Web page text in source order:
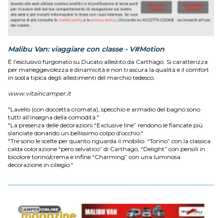
Malibu Van: viaggiare con classe - V#Motion
È l’esclusivo furgonato su Ducato allestito da Carthago. Si caratterizza
per maneggevolezza e dinamicità e non trascura la qualità e il comfort
in sosta tipica degli allestimenti del marchio tedesco.
www.vitaincamper.it
"Lavello (con doccetta cromata), specchio e armadio del bagno sono
tutti all’insegna della comodità."
"La presenza delle decorazioni “Exclusive line” rendono le fiancate più
slanciate donando un bellissimo colpo d’occhio."
"Tre sono le scelte per quanto riguarda il mobilio: “Torino” con la classica
calda colorazione “pero selvatico” di Carthago, “Delight” con pensili in
bicolore torino/crema e infine “Charming” con una luminosa
decorazione in ciliegio."